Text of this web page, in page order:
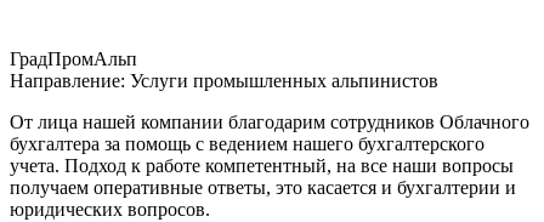
ГрадПромАльп
Направление: Услуги промышленных альпинистов
От лица нашей компании благодарим сотрудников Облачного
бухгалтера за помощь с ведением нашего бухгалтерского
учета. Подход к работе компетентный, на все наши вопросы
получаем оперативные ответы, это касается и бухгалтерии и
юридических вопросов.